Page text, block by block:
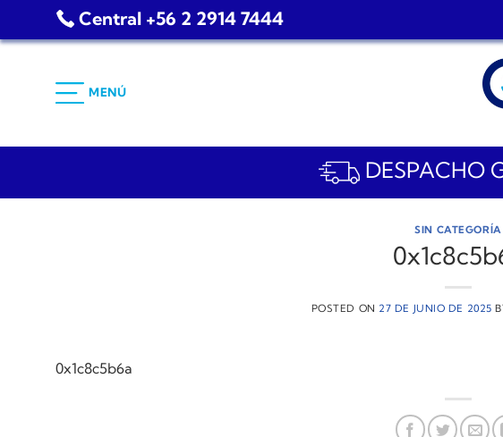
Central +56 2 2914 7444
MENÚ
DESPACHO
SIN CATEGORÍA
POSTED ON 27 DE JUNIO DE 2025
0x1c8c5b6a